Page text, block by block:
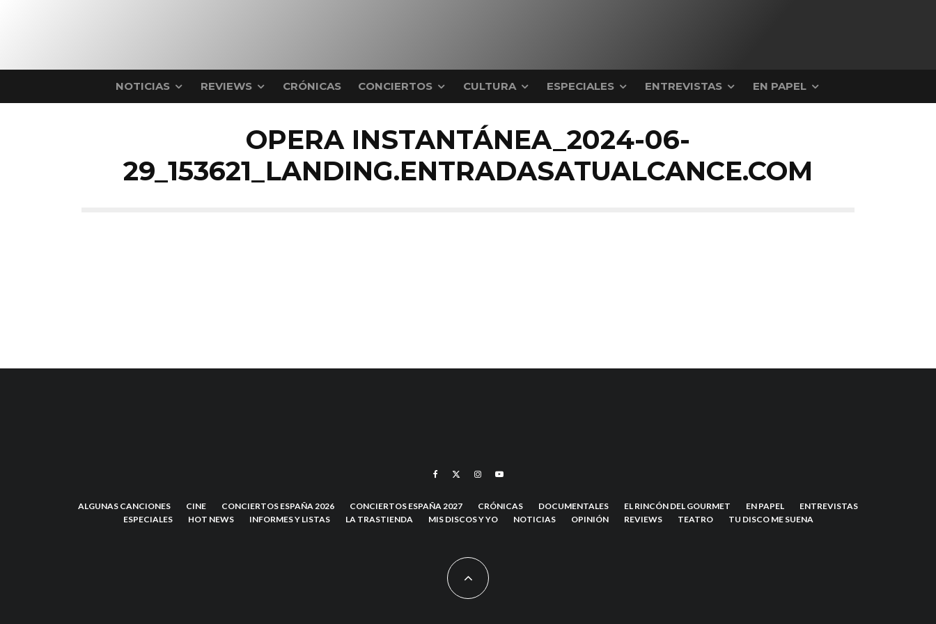
NOTICIAS REVIEWS CRÓNICAS CONCIERTOS CULTURA ESPECIALES ENTREVISTAS EN PAPEL
OPERA INSTANTÁNEA_2024-06-
29_153621_LANDING.ENTRADASATUALCANCE.COM
ALGUNAS CANCIONES CINE CONCIERTOS ESPAÑA 2026 CONCIERTOS ESPAÑA 2027 CRÓNICAS DOCUMENTALES EL RINCÓN DEL GOURMET EN PAPEL
ENTREVISTAS
ESPECIALES
HOT NEWS INFORMES Y LISTAS LA TRASTIENDA MIS DISCOS Y YO NOTICIAS OPINIÓN REVIEWS TEATRO TU DISCO ME SUENA